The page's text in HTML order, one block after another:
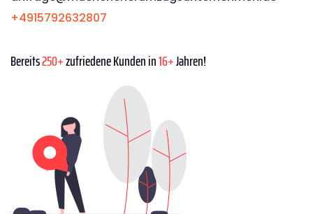
+4915792632807
Bereits250+zufriedene Kunden in16+Jahren!